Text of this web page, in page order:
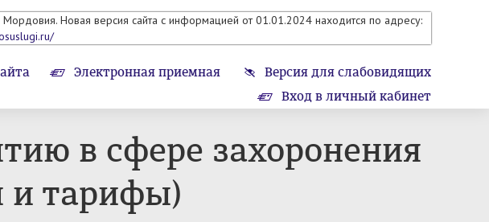
Новая версия сайта с информацией от 01.01.2024 находится по адресу:
Электронная приемная
Версия для слабовидящих
Вход в личный кабинет
в сфере захоронения
и тарифы)